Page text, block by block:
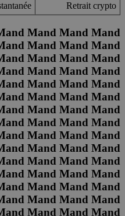
Retrait crypto
Mand Mand Mand
Mand Mand Mand
Mand Mand Mand
Mand Mand Mand
Mand Mand Mand
Mand Mand Mand
Mand Mand Mand
Mand Mand Mand
Mand Mand Mand
Mand Mand Mand
Mand Mand Mand
Mand Mand Mand
Mand Mand Mand
Mand Mand Mand
Mand Mand Mand